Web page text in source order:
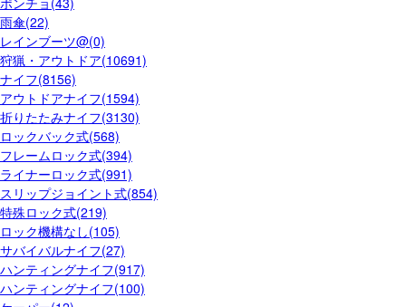
雨傘(22)
レインブーツ@(0)
狩猟・アウトドア(10691)
ナイフ(8156)
アウトドアナイフ(1594)
折りたたみナイフ(3130)
ロックバック式(568)
フレームロック式(394)
ライナーロック式(991)
スリップジョイント式(854)
特殊ロック式(219)
ロック機構なし(105)
サバイバルナイフ(27)
ハンティングナイフ(917)
ハンティングナイフ(100)